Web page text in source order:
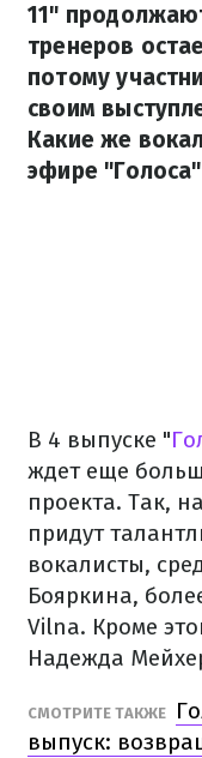
11"
тренеров
потому
своим
Какие же
эфире
В 4 выпуске "
ждет еще
проекта. Так,
придут
вокалисты,
Бояркина,
Vilna. Кроме
Надежда
СМОТРИТЕ ТАКЖЕ
выпуск: